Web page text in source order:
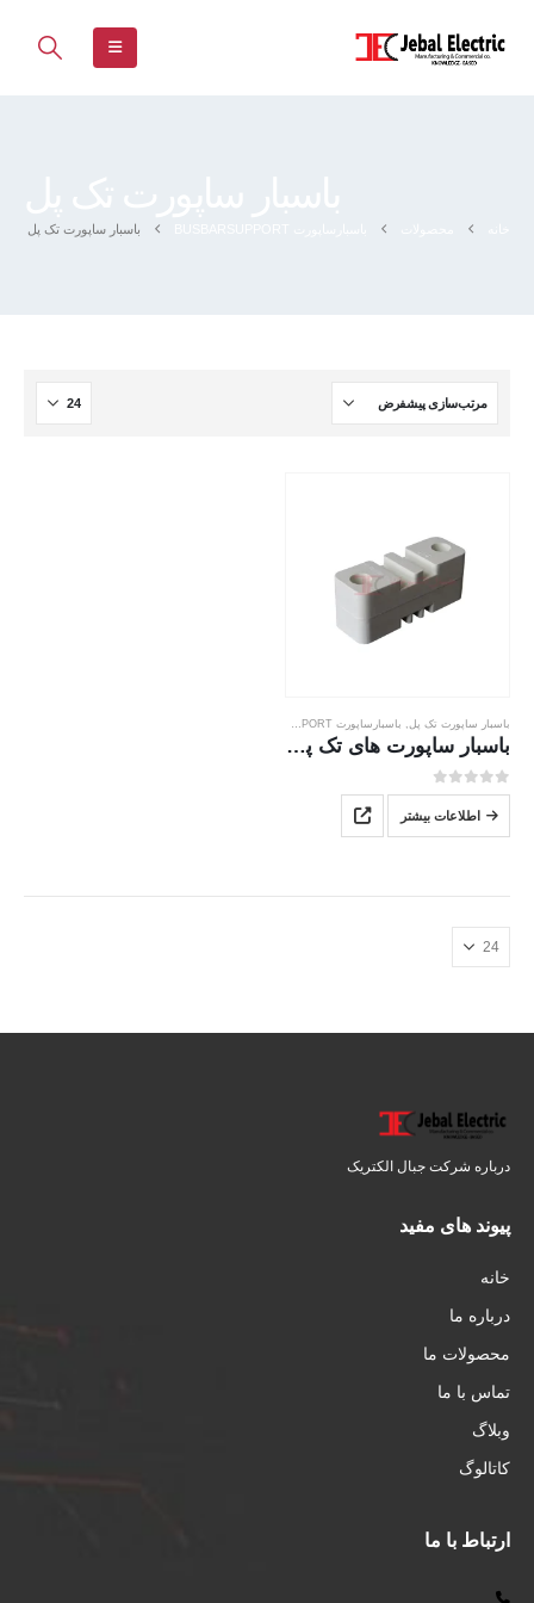
باسبار ساپورت تک پل
باسبار ساپورت تک پل باسبارساپورت BUSBARSUPPORT
باسبار ساپورت های تک پل تیپ 1p
0از 5
اطلاعات بیشتر
درباره شرکت جبال الکتریک
پیوند های مفید
خانه
درباره ما
محصولات ما
تماس با ما
وبلاگ
کاتالوگ
ارتباط با ما